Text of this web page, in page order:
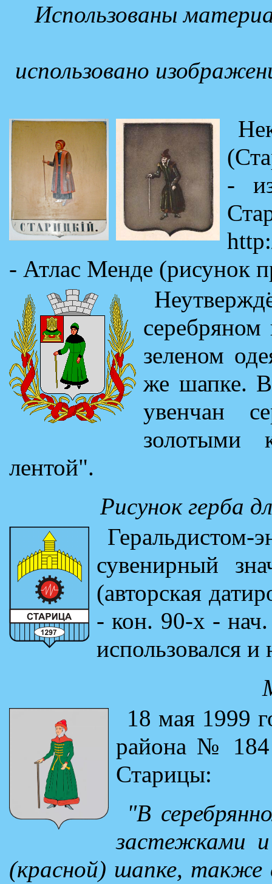
Использованы
использовано
-
- Атлас Менде (рисунок
зеленом
же шапке. В
увенчан
золотыми
лентой".
Рисунок герба
сувенирный
(авторская
- кон. 90-х -
использовался
18 мая 1999
района № 184
Старицы:
"В
застежками
(красной) шапке, также